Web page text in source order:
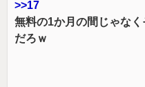
>>17
無料の1か月の間じゃな
だろｗ